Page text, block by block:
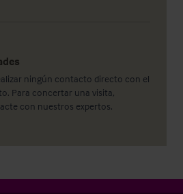
ningún contacto directo con el
Para concertar una visita,
con nuestros expertos.